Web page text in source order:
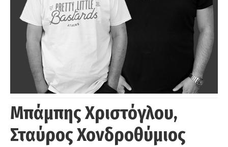
Μπάμπης Χριστόγλου,
Σταύρος Χονδροθύμιος